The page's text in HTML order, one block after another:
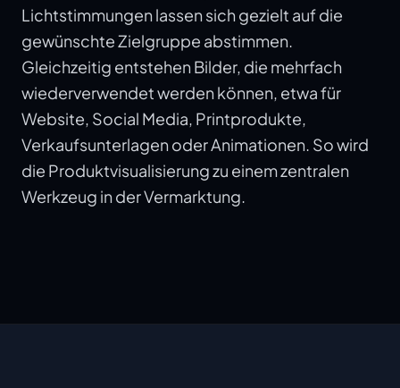
Lichtstimmungen lassen sich gezielt auf die
gewünschte Zielgruppe abstimmen.
Gleichzeitig entstehen Bilder, die mehrfach
wiederverwendet werden können, etwa für
Website, Social Media, Printprodukte,
Verkaufsunterlagen oder Animationen. So wird
die Produktvisualisierung zu einem zentralen
Werkzeug in der Vermarktung.